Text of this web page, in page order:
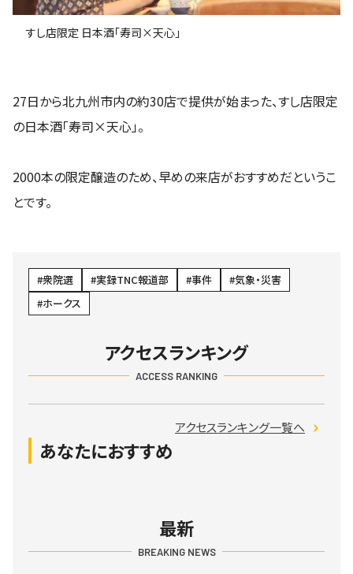
すし店限定 日本酒「寿司×天心」
27日から北九州市内の約30店で提供が始まった、すし店限定
の日本酒「寿司×天心」。
2000本の限定醸造のため、早めの来店がおすすめだというこ
とです。
衆院選 実録TNC報道部 事件
気象・災害
ホークス
アクセスランキング
ACCESS RANKING
アクセスランキング一覧へ
あなたにおすすめ
最新
BREAKING NEWS